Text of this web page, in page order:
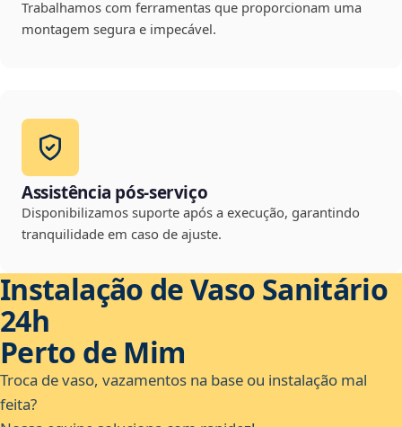
Trabalhamos com ferramentas que proporcionam uma
montagem segura e impecável.
Assistência pós-serviço
Disponibilizamos suporte após a execução, garantindo
tranquilidade em caso de ajuste.
Instalação de Vaso Sanitário
24h
Perto de Mim
Troca de vaso, vazamentos na base ou instalação mal
feita?